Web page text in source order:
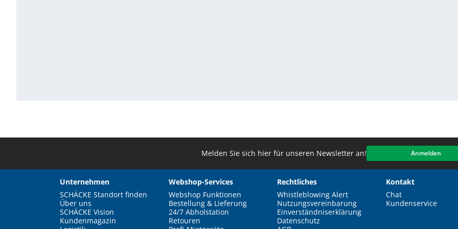
Melden Sie sich hier für unseren Newsletter an! Anmelden
Unternehmen
SCHÄCKE Standort finden
Über uns
SCHÄCKE Vision
Kundenmagazin
Webshop-Services
Webshop Funktionen
Bestellung & Lieferung
24/7 Abholstation
Retouren
Rechtliches
Whistleblowing Alert
Nutzungsvereinbarung
Einverständniserklärung
Datenschutz
Kontakt
Chat
Kundenservice